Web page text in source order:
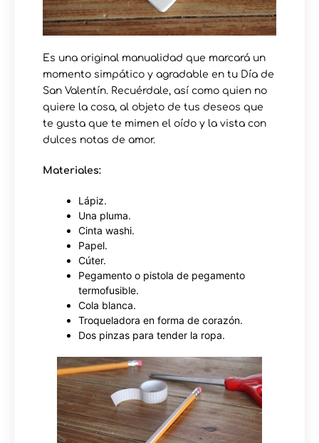
Es una original manualidad que marcará un
momento simpático y agradable en tu Día de
San Valentín. Recuérdale, así como quien no
quiere la cosa, al objeto de tus deseos que
te gusta que te mimen el oído y la vista con
dulces notas de amor.
Materiales:
Lápiz.
Una pluma.
Cinta washi.
Papel.
Cúter.
Pegamento o pistola de pegamento
termofusible.
Cola blanca.
Troqueladora en forma de corazón.
Dos pinzas para tender la ropa.